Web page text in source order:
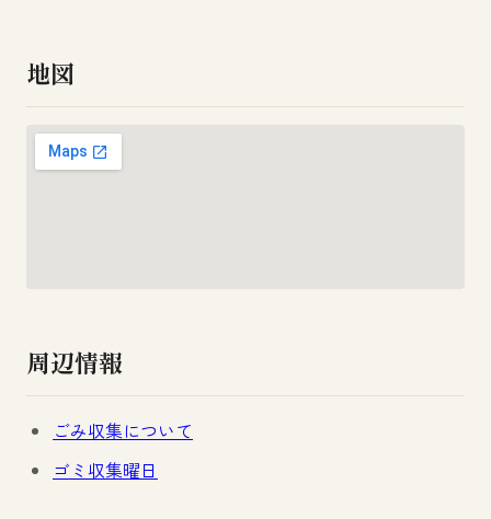
地図
周辺情報
ごみ収集について
ゴミ収集曜日